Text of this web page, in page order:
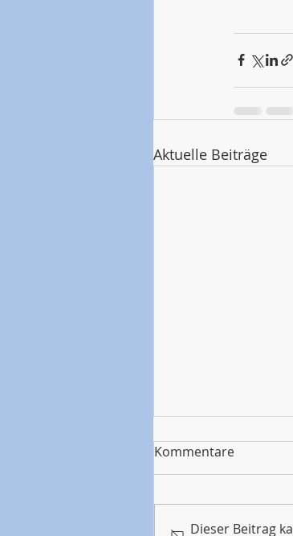
Aktuelle Beiträge
Kommentare
Dieser Beitrag